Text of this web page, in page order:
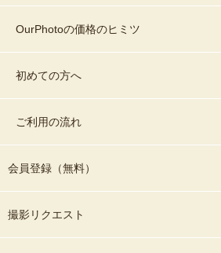
OurPhotoの価格のヒミツ
初めての方へ
ご利用の流れ
会員登録（無料）
撮影リクエスト